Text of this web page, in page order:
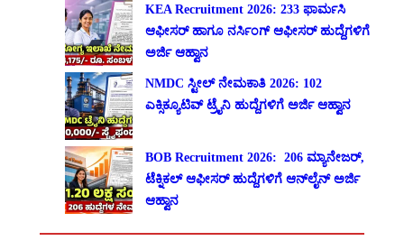
KEA Recruitment 2026: 233 ಫಾರ್ಮಸಿ
ಆಫೀಸರ್ ಹಾಗೂ ನರ್ಸಿಂಗ್ ಆಫೀಸರ್ ಹುದ್ದೆಗಳಿಗೆ
ಅರ್ಜಿ ಆಹ್ವಾನ
NMDC ಸ್ಟೀಲ್ ನೇಮಕಾತಿ 2026: 102
ಎಕ್ಸಿಕ್ಯೂಟಿವ್ ಟ್ರೈನಿ ಹುದ್ದೆಗಳಿಗೆ ಅರ್ಜಿ ಆಹ್ವಾನ
BOB Recruitment 2026: 206 ಮ್ಯಾನೇಜರ್,
ಟೆಕ್ನಿಕಲ್ ಆಫೀಸರ್ ಹುದ್ದೆಗಳಿಗೆ ಆನ್‌ಲೈನ್ ಅರ್ಜಿ
ಆಹ್ವಾನ